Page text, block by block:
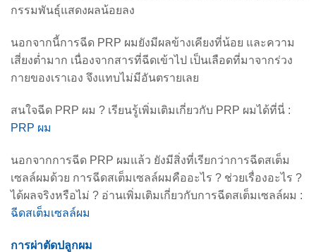
กรรมพันธุ์แสดงผลน้อยลง
นอกจากนี้การฉีด PRP ผมยังมีผลข้างเคียงที่น้อย และความ
เสี่ยงต่ำมาก เนื่องจากสารที่ฉีดเข้าไป เป็นเลือดที่มาจากร่วง
กายของเราเอง จึงแทบไม่มีอันตรายเลย
สนใจฉีด PRP ผม ? เรียนรู้เพิ่มเติมเกี่ยวกับ PRP ผมได้ที่นี่ :
PRP ผม
นอกจากการฉีด PRP ผมแล้ว ยังมีสิ่งที่เรียกว่าการฉีดสเต็ม
เซลล์ผมด้วย การฉีดสเต็มเซลล์ผมคืออะไร ? ช่วยเรื่องอะไร ?
ได้ผลจริงหรือไม่ ? อ่านเพิ่มเติมเกี่ยวกับการฉีดสเต็มเซลล์ผม :
ฉีดสเต็มเซลล์ผม
การผ่าตัดปลูกผม